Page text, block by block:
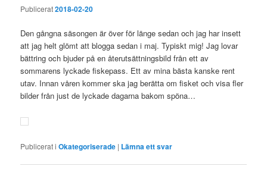
Publicerat2018-02-20
Den gångna säsongen är över för länge sedan och jag har insett
att jag helt glömt att blogga sedan i maj. Typiskt mig! Jag lovar
bättring och bjuder på en återutsättningsbild från ett av
sommarens lyckade fiskepass. Ett av mina bästa kanske rent
utav. Innan våren kommer ska jag berätta om fisket och visa fler
bilder från just de lyckade dagarna bakom spöna…
Publicerat i Okategoriserade | Lämna ett svar